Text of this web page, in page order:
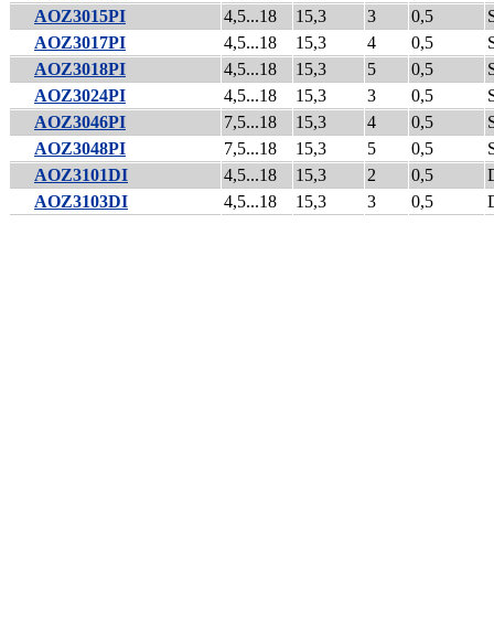
AOZ3015PI
4,5...18 15,3 3 0,5
AOZ3017PI
4,5...18 15,3 4 0,5
AOZ3018PI
4,5...18 15,3 5 0,5
AOZ3024PI
4,5...18 15,3 3 0,5
AOZ3046PI
7,5...18 15,3 4 0,5
AOZ3048PI
7,5...18 15,3 5 0,5
AOZ3101DI
4,5...18 15,3 2 0,5
AOZ3103DI
4,5...18 15,3 3 0,5